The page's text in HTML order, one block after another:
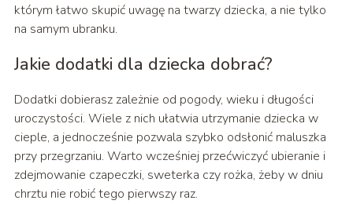
którym łatwo skupić uwagę na twarzy dziecka, a nie tylko
na samym ubranku.
Jakie dodatki dla dziecka dobrać?
Dodatki dobierasz zależnie od pogody, wieku i długości
uroczystości. Wiele z nich ułatwia utrzymanie dziecka w
cieple, a jednocześnie pozwala szybko odsłonić maluszka
przy przegrzaniu. Warto wcześniej przećwiczyć ubieranie i
zdejmowanie czapeczki, sweterka czy rożka, żeby w dniu
chrztu nie robić tego pierwszy raz.